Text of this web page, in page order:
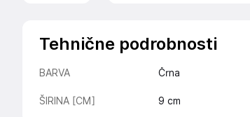
Tehnične podrobnosti
BARVA Črna
ŠIRINA [CM] 9 cm